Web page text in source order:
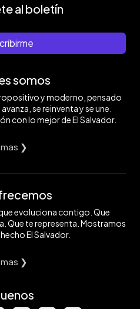
al boletín
somos
y moderno, pensado
se reinventa y se une.
con lo mejor de El Salvador.
❯
evoluciona contigo. Que
Que te representa. Mostramos
El Salvador.
❯